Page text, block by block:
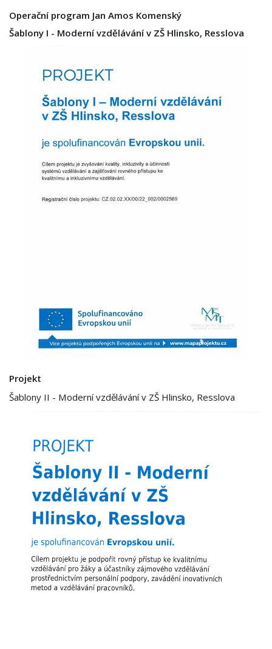
Operační program Jan Amos Komenský
Šablony I - Moderní vzdělávání v ZŠ Hlinsko, Resslova
Projekt
Šablony II - Moderní vzdělávání v ZŠ Hlinsko, Resslova